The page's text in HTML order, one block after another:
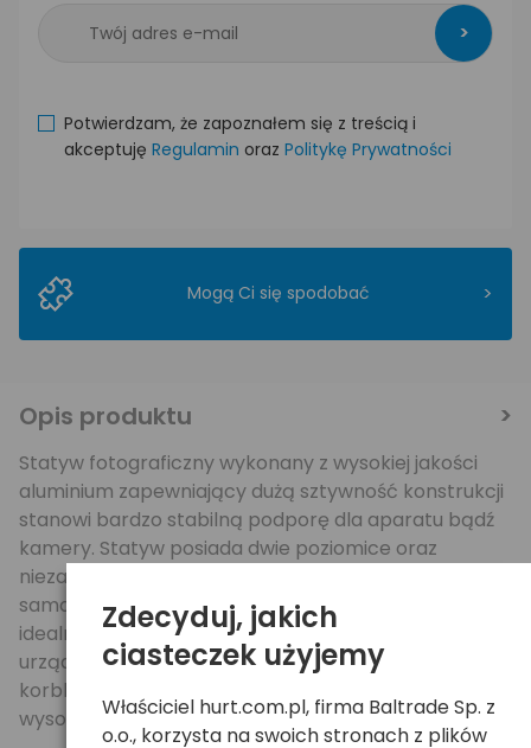
>
Potwierdzam, że zapoznałem się z treścią i
akceptuję Regulamin oraz Politykę Prywatności
Mogą Ci się spodobać >
Opis produktu
Statyw fotograficzny wykonany z wysokiej jakości
aluminium zapewniający dużą sztywność konstrukcji
stanowi bardzo stabilną podporę dla aparatu bądź
kamery. Statyw posiada dwie poziomice oraz
niezależnie regulowane, czterosegmentowe nogi z
samoregulującymi się stopkami, które umożliwiają
idealne ustawienie zamontowanego na nim
urządzenia. Ponadto statyw jest wyposażony w
korbkę do łatwej i wygodnej kontroli ustawienia
wysokości głowicy.
Zdecyduj, jakich
ciasteczek użyjemy
Właściciel hurt.com.pl, firma Baltrade Sp. z
o.o., korzysta na swoich stronach z plików